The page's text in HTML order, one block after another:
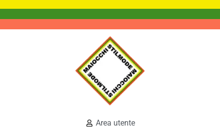
Area utente